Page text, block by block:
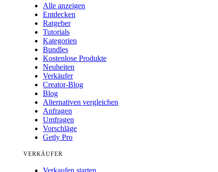
Alle anzeigen
Entdecken
Ratgeber
Tutorials
Kategorien
Bundles
Kostenlose Produkte
Neuheiten
Verkäufer
Creator-Blog
Blog
Alternativen vergleichen
Anfragen
Umfragen
Vorschläge
Getly Pro
VERKÄUFER
Verkaufen starten